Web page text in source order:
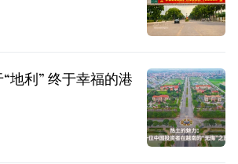
地利” 终于幸福的港